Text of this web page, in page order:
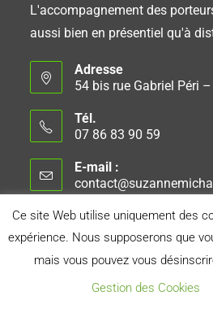
L'accompagnement des
aussi bien en présentiel qu'à
Adresse
54 bis rue Gabriel Péri
Tél.
07 86 83 90 59
E-mail :
Connexion Conseil d’Administration
Ce site Web utilise uniquement des
expérience. Nous supposerons que
mais vous pouvez vous
Gestion des Cookies